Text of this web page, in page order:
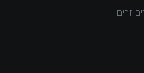
זרים